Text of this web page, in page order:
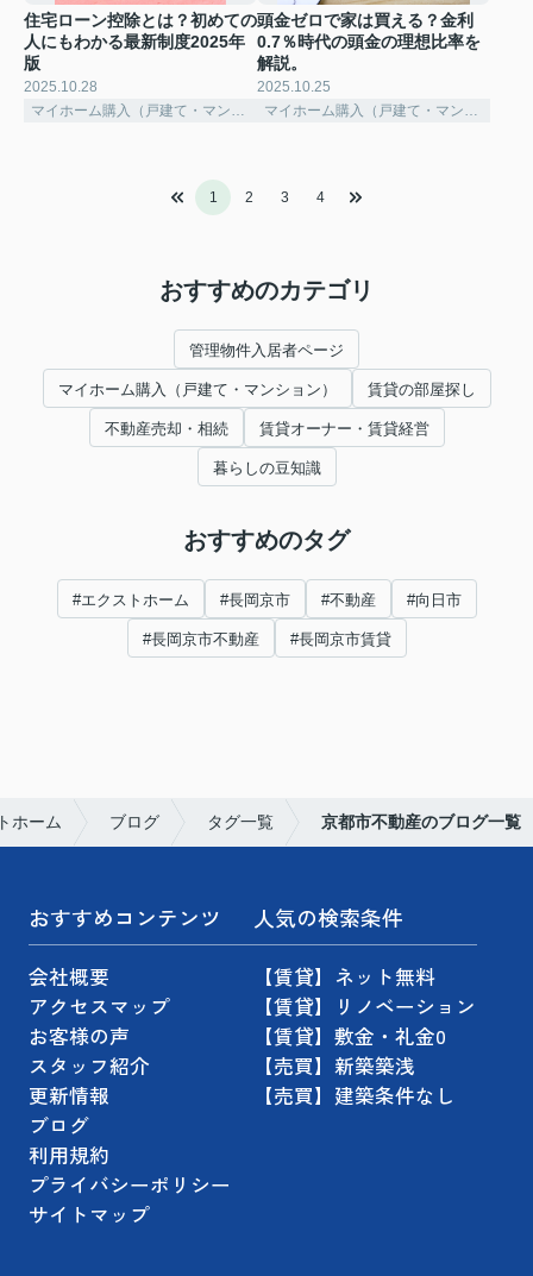
住宅ローン控除とは？初めての
人にもわかる最新制度2025年
版
2025.10.28
マイホーム購入（戸建て・マンション）
頭金ゼロで家は買える？金利
0.7％時代の頭金の理想比率を
解説。
2025.10.25
マイホーム購入（戸建て・マンション）
1 2 3 4
おすすめのカテゴリ
管理物件入居者ページ
マイホーム購入（戸建て・マンション） 賃貸の部屋探し
不動産売却・相続 賃貸オーナー・賃貸経営
暮らしの豆知識
おすすめのタグ
#エクストホーム #長岡京市 #不動産 #向日市
#長岡京市不動産 #長岡京市賃貸
ホーム ブログ タグ一覧 京都市不動産のブログ一覧
おすすめコンテンツ
会社概要
アクセスマップ
お客様の声
スタッフ紹介
更新情報
ブログ
利用規約
プライバシーポリシー
サイトマップ
人気の検索条件
【賃貸】ネット無料
【賃貸】リノベーション
【賃貸】敷金・礼金0
【売買】新築築浅
【売買】建築条件なし